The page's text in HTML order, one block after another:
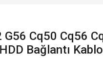
G56 Cq50 Cq56
Bağlantı